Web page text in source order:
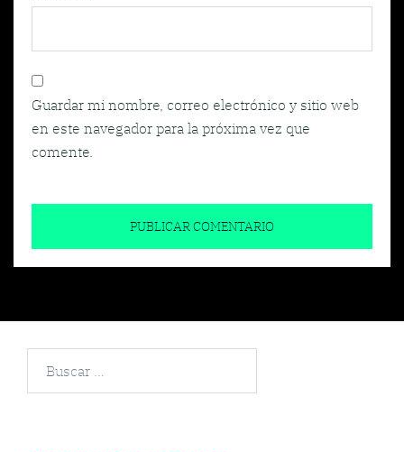
Guardar mi nombre, correo electrónico y sitio web
en este navegador para la próxima vez que
comente.